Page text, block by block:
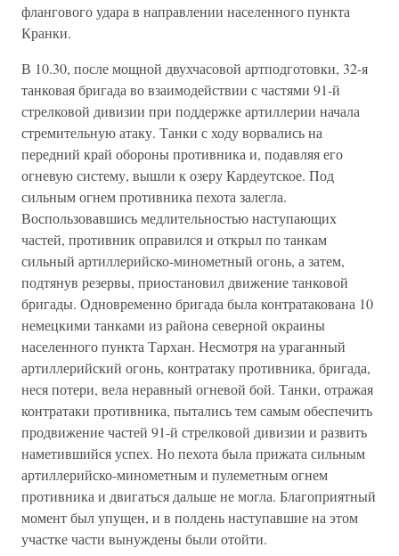
флангового удара в направлении населенного пункта
Кранки.
В 10.30, после мощной двухчасовой артподготовки, 32-я
танковая бригада во взаимодействии с частями 91-й
стрелковой дивизии при поддержке артиллерии начала
стремительную атаку. Танки с ходу ворвались на
передний край обороны противника и, подавляя его
огневую систему, вышли к озеру Кардеутское. Под
сильным огнем противника пехота залегла.
Воспользовавшись медлительностью наступающих
частей, противник оправился и открыл по танкам
сильный артиллерийско-минометный огонь, а затем,
подтянув резервы, приостановил движение танковой
бригады. Одновременно бригада была контратакована 10
немецкими танками из района северной окраины
населенного пункта Тархан. Несмотря на ураганный
артиллерийский огонь, контратаку противника, бригада,
неся потери, вела неравный огневой бой. Танки, отражая
контратаки противника, пытались тем самым обеспечить
продвижение частей 91-й стрелковой дивизии и развить
наметившийся успех. Но пехота была прижата сильным
артиллерийско-минометным и пулеметным огнем
противника и двигаться дальше не могла. Благоприятный
момент был упущен, и в полдень наступавшие на этом
участке части вынуждены были отойти.